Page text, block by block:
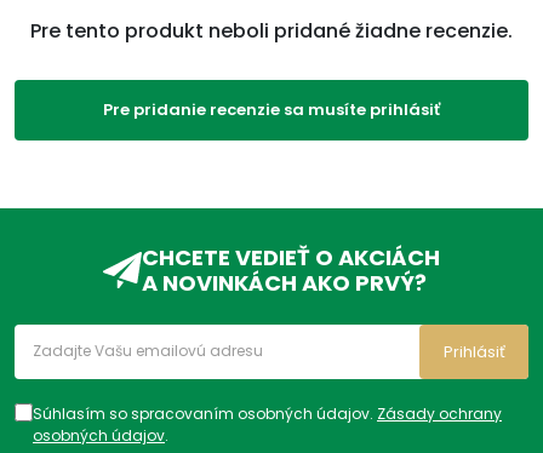
Pre tento produkt neboli pridané žiadne recenzie.
Pre pridanie recenzie sa musíte prihlásiť
CHCETE VEDIEŤ O AKCIÁCH
A NOVINKÁCH AKO PRVÝ?
Súhlasím so spracovaním osobných údajov. Zásady ochrany
osobných údajov.
Prihlásiť